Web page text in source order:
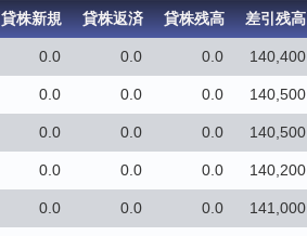
貸株新規 貸株返済 貸株残高 差引残高
0.0 0.0 0.0 140,400
0.0 0.0 0.0 140,500
0.0 0.0 0.0 140,500
0.0 0.0 0.0 140,200
0.0 0.0 0.0 141,000